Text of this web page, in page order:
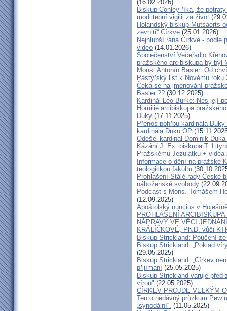
(16.02.2026)
Biskup Conley říká, že
modlitební vigilii za život
Holandský biskup Mutsaerts
zevnitř“ Církve (25.01.2026)
Nejhlubší rána Církve - podle
video (14.01.2026)
Společenství Večeřadlo
pražského arcibiskupa by byl
Mons. Antonín Basler: Od
Pastýřský list k Novému roku
Čeká se na jmenování
Basler ?? (30.12.2025)
Kardinál Leo Burke: Nes její
Homilie arcibiskupa
Duky (17.11.2025)
Přenos pohřbu kardinála
kardinála Duku OP
Odešel kardinál Dominik
Kázání J. Ex. biskupa T.
Pražskému Jezulátku + videa
Informace o dění na pražské
teologickou fakultu
Prohlášení Stálé rady České
náboženské svobody
Podcast s Mons. Tomášem
(12.09.2025)
Apoštolský nuncius v
PROHLÁŠENÍ
NÁPRAVY VE VĚCI
KRÁLÍČKOVÉ, Ph.D. vůči
Biskup Strickland: Poučení
Biskup Strickland: „Poklad
(29.05.2025)
Biskup Strickland: „Církev
přijímání (25.05.2025)
Biskup Strickland varuje
vírou" (22.05.2025)
CÍRKEV PROJDE VELKÝM
Tento nedávný průzkum Pew
„synodální“. (11.05.2025)